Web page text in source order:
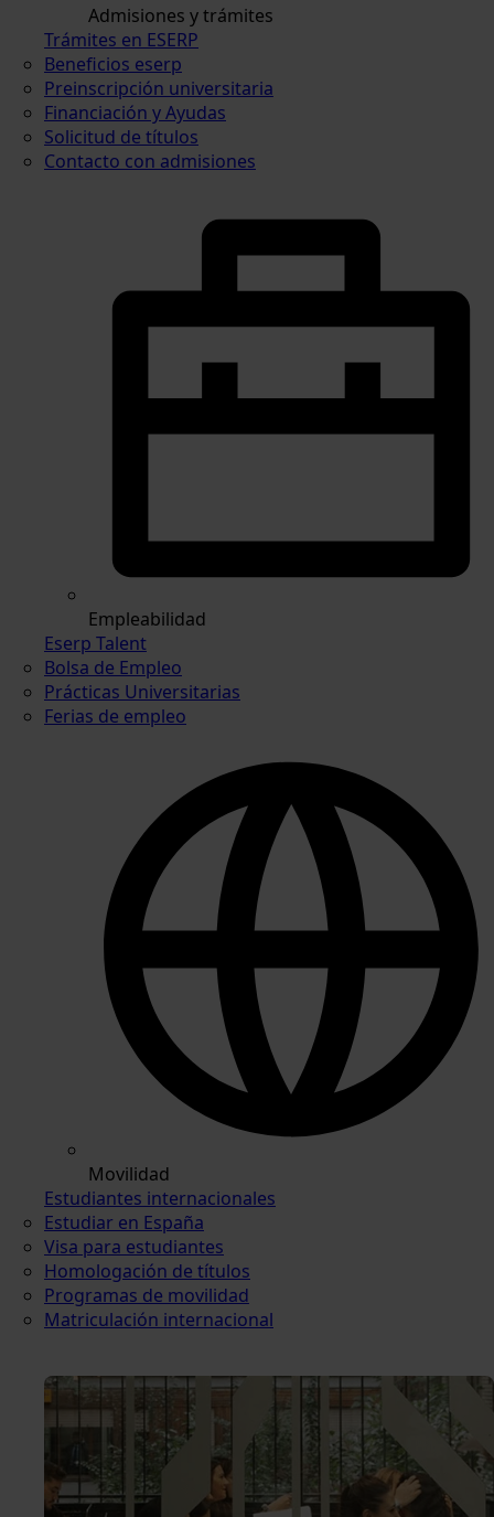
Admisiones y trámites
Trámites en ESERP
Beneficios eserp
Preinscripción universitaria
Financiación y Ayudas
Solicitud de títulos
Contacto con admisiones
Empleabilidad
Eserp Talent
Bolsa de Empleo
Prácticas Universitarias
Ferias de empleo
Movilidad
Estudiantes internacionales
Estudiar en España
Visa para estudiantes
Homologación de títulos
Programas de movilidad
Matriculación internacional